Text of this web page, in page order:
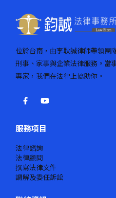
位於台南，由李耿誠律師帶領團
刑事、家事與企業法律服務。當
專家，我們在法律上協助你。
服務項目
法律諮詢
法律顧問
撰寫法律文件
調解及委任訴訟